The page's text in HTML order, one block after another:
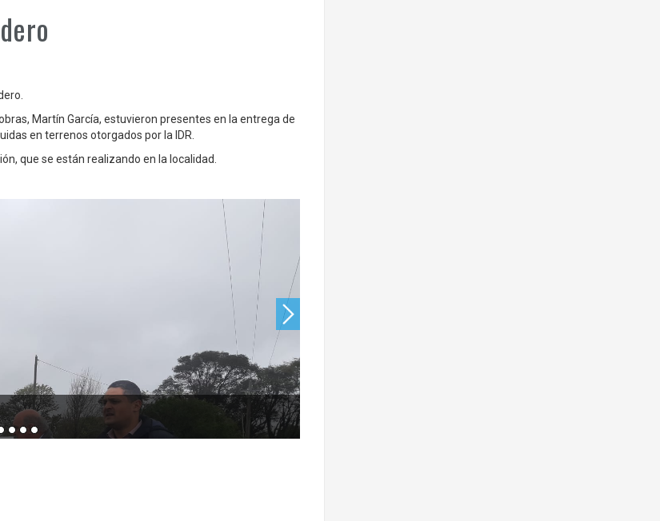
Martín García, estuvieron presentes en la entrega de
en terrenos otorgados por la IDR.
que se están realizando en la localidad.